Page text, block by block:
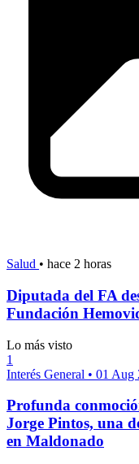
Salud • hace 2 horas
Diputada del FA
Fundación
Lo más visto
1
Interés General • 01 Aug
Profunda
Jorge Pintos, una
en Maldonado